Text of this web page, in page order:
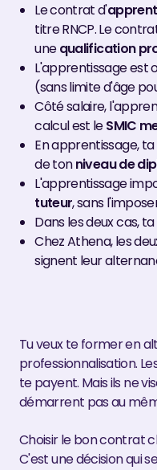
Le contrat d'
titre RNCP. Le
unequalification
L'apprentissage est
(sans limite d'âge
Côté salaire,
calcul est leSMIC
En apprentissage,
de tonniveau de
L'apprentissage
tuteur, sans
Dans les deux cas, ta
Chez Athena, les
signent leur
Tu veux te former en
professionnalisation.
te payent. Mais ils ne
démarrent pas au
Choisir le bon contrat
C'est une décision qui